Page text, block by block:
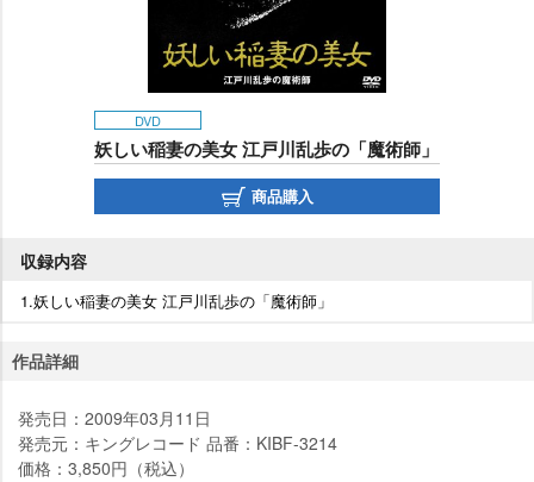
DVD
妖しい稲妻の美女 江戸川乱歩の「魔術師」
商品購入
収録内容
1.妖しい稲妻の美女 江戸川乱歩の「魔術師」
作品詳細
発売日：2009年03月11日
発売元：キングレコード 品番：KIBF-3214
価格：3,850円（税込）